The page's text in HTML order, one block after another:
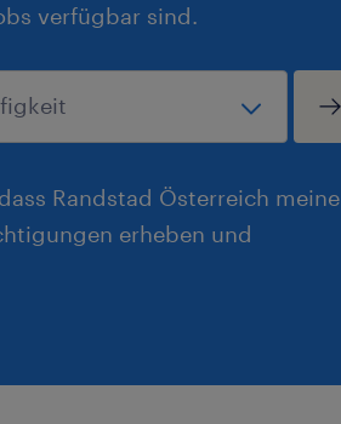
verfügbar sind.
Randstad Österreich meine
erheben und